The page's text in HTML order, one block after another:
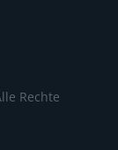
Rechte